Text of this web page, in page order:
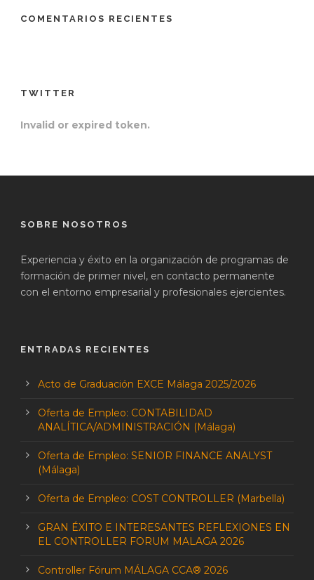
COMENTARIOS RECIENTES
TWITTER
Invalid or expired token.
SOBRE NOSOTROS
Experiencia y éxito en la organización de programas de
formación de primer nivel, en contacto permanente
con el entorno empresarial y profesionales ejercientes.
ENTRADAS RECIENTES
Acto de Graduación EXCE Málaga 2025/2026
Oferta de Empleo: CONTABILIDAD
ANALÍTICA/ADMINISTRACIÓN (Málaga)
Oferta de Empleo: SENIOR FINANCE ANALYST
(Málaga)
Oferta de Empleo: COST CONTROLLER (Marbella)
GRAN ÉXITO E INTERESANTES REFLEXIONES EN
EL CONTROLLER FORUM MALAGA 2026
Controller Fórum MÁLAGA CCA® 2026